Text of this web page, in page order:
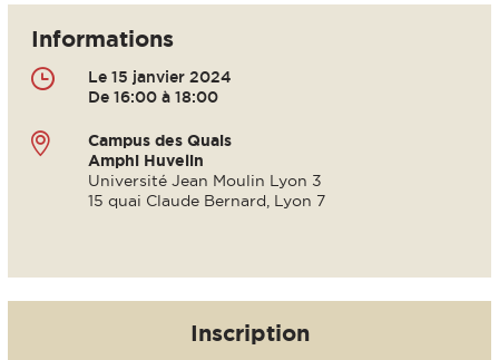
Informations
Le 15 janvier 2024
De 16:00 à 18:00
Campus des Quais
Amphi Huvelin
Université Jean Moulin Lyon 3
15 quai Claude Bernard, Lyon 7
Inscription